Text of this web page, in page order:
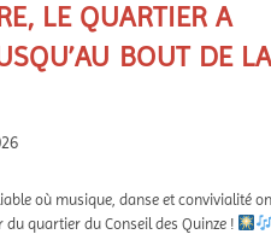
LE QUARTIER A
BOUT DE LA
où musique, danse et convivialité
quartier du Conseil des Quinze !